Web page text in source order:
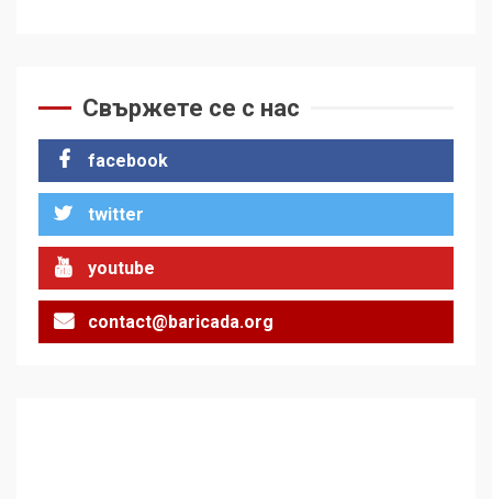
Свържете се с нас
facebook
twitter
youtube
contact@baricada.org